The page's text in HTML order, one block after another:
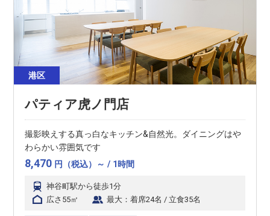
港区
パティア虎ノ門店
撮影映えする真っ白なキッチン&自然光。ダイニングはや
わらかい雰囲気です
8,470 円（税込）～ / 1時間
神谷町駅から徒歩1分
広さ55㎡
最大：着席24名 / 立食35名